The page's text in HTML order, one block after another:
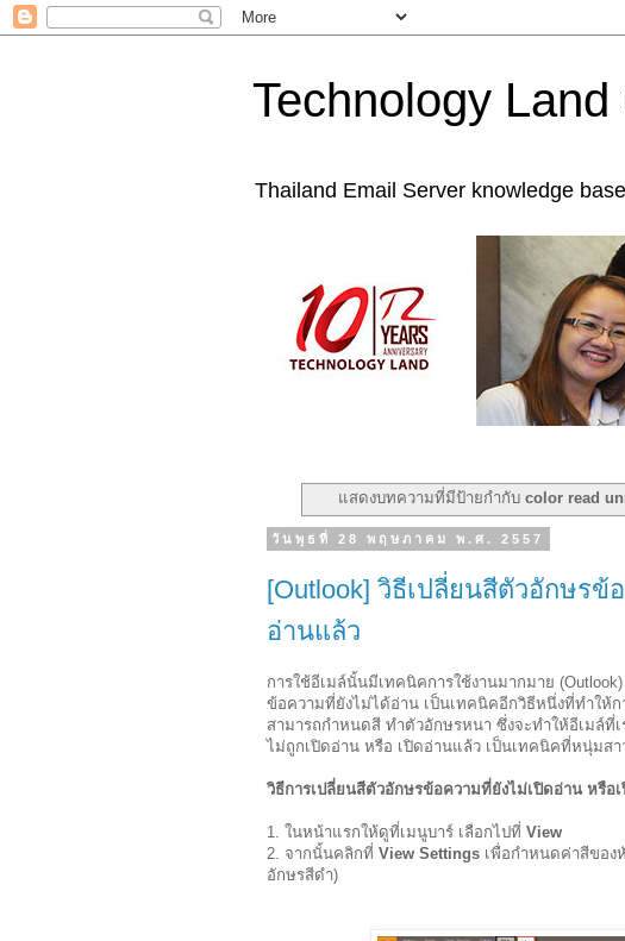
Technology Land
Thailand Email Server knowledge base
แสดงบทความที่มีป้ายกำกับcolor read
วันพุธที่ 28 พฤษภาคม พ.ศ. 2557
[Outlook] วิธีเปลี่ยนสีตัวอักษร
อ่านแล้ว
การใช้อีเมล์นั้นมีเทคนิคการใช้งานมากมาย
ข้อความที่ยังไม่ได้อ่าน เป็นเทคนิคอีกวิธีหนึ่งที่ทำให้
สามารถกำหนดสี ทำตัวอักษรหนา ซึ่งจะทำให้อีเมล์ที่
ไม่ถูกเปิดอ่าน หรือ เปิดอ่านแล้ว เป็นเทคนิคที่หนุ่มส
วิธีการเปลี่ยนสีตัวอักษรข้อความที่ยังไม่เปิดอ่าน หรือ
1. ในหน้าแรกให้ดูที่เมนูบาร์ เลือกไปที่ View
2. จากนั้นคลิกที่ View Settings เพื่อกำหนดค่าสีของ
อักษรสีดำ)